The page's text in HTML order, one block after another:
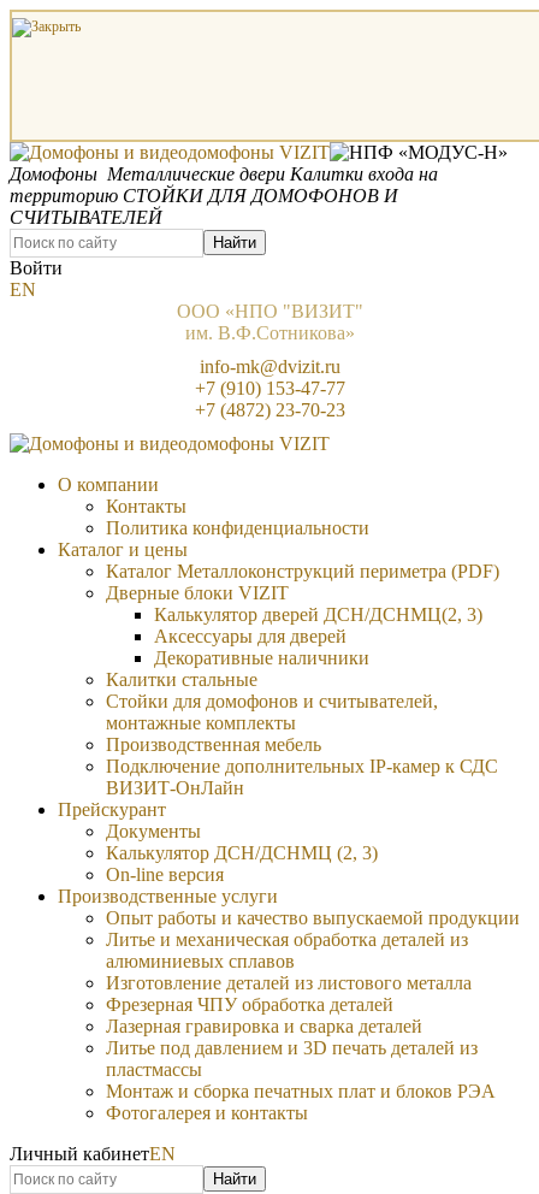
Домофоны Металлические двери Калитки входа на
территорию СТОЙКИ ДЛЯ ДОМОФОНОВ И
СЧИТЫВАТЕЛЕЙ
Найти
Войти
EN
ООО «НПО "ВИЗИТ"
им. В.Ф.Сотникова»
info-mk@dvizit.ru
+7 (910) 153-47-77
+7 (4872) 23-70-23
О компании
Контакты
Политика конфиденциальности
Каталог и цены
Каталог Металлоконструкций периметра (PDF)
Дверные блоки VIZIT
Калькулятор дверей ДСН/ДСНМЦ(2, 3)
Аксессуары для дверей
Декоративные наличники
Калитки стальные
Стойки для домофонов и считывателей,
монтажные комплекты
Производственная мебель
Подключение дополнительных IP-камер к СДС
ВИЗИТ-ОнЛайн
Прейскурант
Документы
Калькулятор ДСН/ДСНМЦ (2, 3)
On-line версия
Производственные услуги
Опыт работы и качество выпускаемой продукции
Литье и механическая обработка деталей из
алюминиевых сплавов
Изготовление деталей из листового металла
Фрезерная ЧПУ обработка деталей
Лазерная гравировка и сварка деталей
Литье под давлением и 3D печать деталей из
пластмассы
Монтаж и сборка печатных плат и блоков РЭА
Фотогалерея и контакты
Личный кабинетEN
Найти